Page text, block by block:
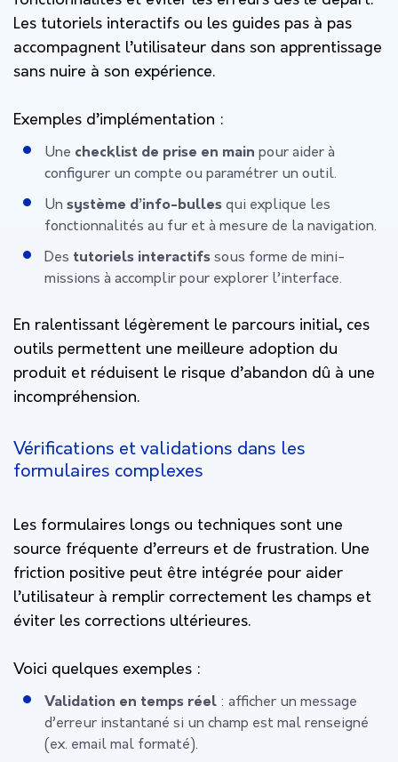
Les tutoriels interactifs ou les guides pas à pas
accompagnent l’utilisateur dans son apprentissage
sans nuire à son expérience.
Exemples d’implémentation :
Une checklist de prise en main pour aider à
configurer un compte ou paramétrer un outil.
Un système d’info-bulles qui explique les
fonctionnalités au fur et à mesure de la navigation.
Des tutoriels interactifs sous forme de mini-
missions à accomplir pour explorer l’interface.
En ralentissant légèrement le parcours initial, ces
outils permettent une meilleure adoption du
produit et réduisent le risque d’abandon dû à une
incompréhension.
Vérifications et validations dans les
formulaires complexes
Les formulaires longs ou techniques sont une
source fréquente d’erreurs et de frustration. Une
friction positive peut être intégrée pour aider
l’utilisateur à remplir correctement les champs et
éviter les corrections ultérieures.
Voici quelques exemples :
Validation en temps réel : afficher un message
d’erreur instantané si un champ est mal renseigné
(ex. email mal formaté).